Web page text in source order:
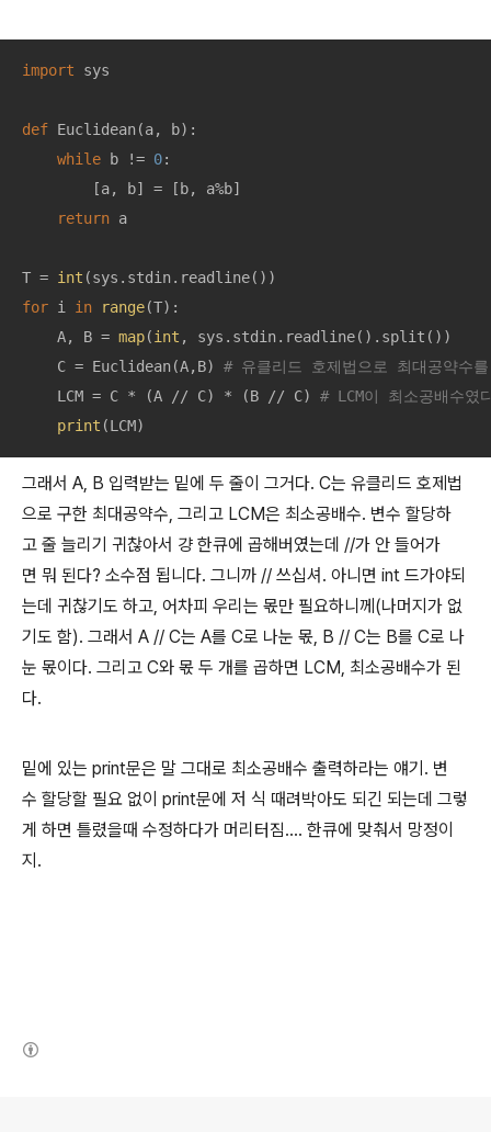
import sys
def Euclidean(a, b):
while b != 0:
        [a, b] = [b, a%b]
return a
T = int
for i in range(T):
    A, B =
map(int , sys.stdin.readline().split())
    C = Euclidean(A,B)
# 유클리드 호제법으로 최대공약수
    LCM = C * (A // C) * (B // C)
# LCM이 최소공배수였
print (LCM)
그래서 A, B 입력받는 밑에 두 줄이 그거다. C는 유클리드 호제법
으로 구한 최대공약수, 그리고 LCM은 최소공배수. 변수 할당하
고 줄 늘리기 귀찮아서 걍 한큐에 곱해버였는데 //가 안 들어가
면 뭐 된다? 소수점 됩니다. 그니까 // 쓰십셔. 아니면 int 드가야되
는데 귀찮기도 하고, 어차피 우리는 몫만 필요하니께(나머지가 없
기도 함). 그래서 A // C는 A를 C로 나눈 몫, B // C는 B를 C로 나
눈 몫이다. 그리고 C와 몫 두 개를 곱하면 LCM, 최소공배수가 된
다.
밑에 있는 print문은 말 그대로 최소공배수 출력하라는 얘기. 변
수 할당할 필요 없이 print문에 저 식 때려박아도 되긴 되는데 그렇
게 하면 틀렸을때 수정하다가 머리터짐.... 한큐에 맞춰서 망정이
지.